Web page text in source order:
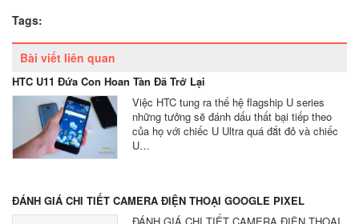
Tags:
Bài viết liên quan
HTC U11 Đứa Con Hoan Tàn Đã Trở Lại
Việc HTC tung ra thế hệ flagship U series
những tưởng sẽ đánh dấu thất bại tiếp theo
của họ với chiếc U Ultra quá đắt đỏ và chiếc
U…
ĐÁNH GIÁ CHI TIẾT CAMERA ĐIỆN THOẠI GOOGLE PIXEL